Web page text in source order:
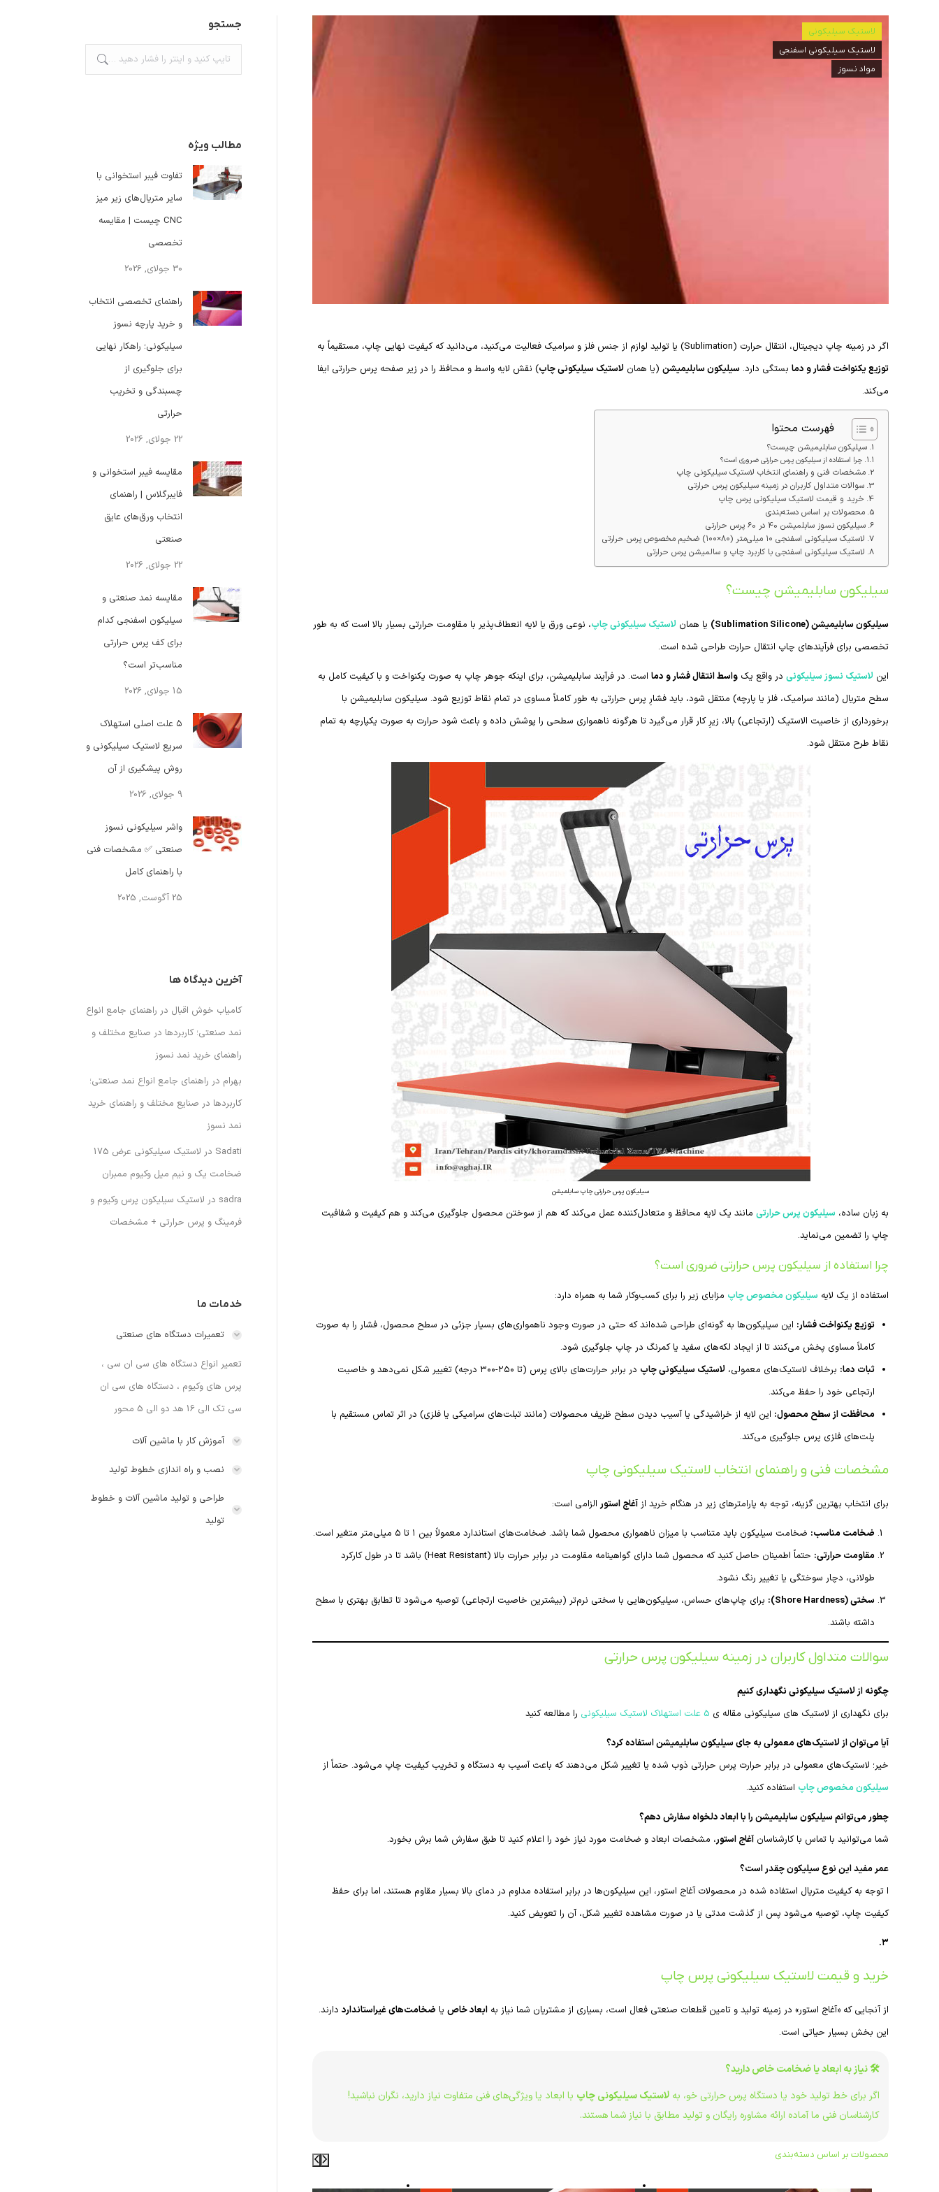
لاستیک سیلیکونی
لاستیک سیلیکونی اسفنجی
مواد نسوز
اگر در زمینه چاپ دیجیتال، انتقال حرارت (Sublimation) یا تولید لوازم از جنس فلز و سرامیک فعالیت می‌کنید، می‌دانید که کیفیت نهایی چاپ، مستقیماً به
توزیع یکنواخت فشار و دما بستگی دارد. سیلیکون سابلیمیشن (یا همان لاستیک سیلیکونی چاپ) نقش لایه واسط و محافظ را در زیر صفحه پرس حرارتی ایفا
می‌کند.
فهرست محتوا
سیلیکون سابلیمیشن چیست؟
چرا استفاده از سیلیکون پرس حرارتی ضروری است؟
مشخصات فنی و راهنمای انتخاب لاستیک سیلیکونی چاپ
سوالات متداول کاربران در زمینه سیلیکون پرس حرارتی
خرید و قیمت لاستیک سیلیکونی پرس چاپ
محصولات بر اساس دسته‌بندی
سیلیکون نسوز سابلمیشن 40 در 60 پرس حرارتی
لاستیک سیلیکونی اسفنجی ۱۰ میلی‌متر (۸۰×۱۰۰) ضخیم مخصوص پرس حرارتی
لاستیک سیلیکونی اسفنجی با کاربرد چاپ و سالمیشن پرس حرارتی
سیلیکون سابلیمیشن چیست؟
سیلیکون سابلیمیشن (Sublimation Silicone) یا همان لاستیک سیلیکونی چاپ، نوعی ورق یا لایه انعطاف‌پذیر با مقاومت حرارتی بسیار بالا است که به طور
تخصصی برای فرآیندهای چاپ انتقال حرارت طراحی شده است.
این لاستیک نسوز سیلیکونی در واقع یک واسط انتقال فشار و دما است. در فرآیند سابلیمیشن، برای اینکه جوهر چاپ به صورت یکنواخت و با کیفیت کامل به
سطح متریال (مانند سرامیک، فلز یا پارچه) منتقل شود، باید فشارِ پرس حرارتی به طور کاملاً مساوی در تمام نقاط توزیع شود. سیلیکون سابلیمیشن با
برخورداری از خاصیت الاستیک (ارتجاعی) بالا، زیرِ کار قرار می‌گیرد تا هرگونه ناهمواری سطحی را پوشش داده و باعث شود حرارت به صورت یکپارچه به تمام
نقاط طرح منتقل شود.
سیلیکون پرس حرارتی چاپ سابلمیشن
به زبان ساده، سیلیکون پرس حرارتی مانند یک لایه محافظ و متعادل‌کننده عمل می‌کند که هم از سوختن محصول جلوگیری می‌کند و هم کیفیت و شفافیت
چاپ را تضمین می‌نماید.
چرا استفاده از سیلیکون پرس حرارتی ضروری است؟
استفاده از یک لایه سیلیکون مخصوص چاپ مزایای زیر را برای کسب‌وکار شما به همراه دارد:
توزیع یکنواخت فشار: این سیلیکون‌ها به گونه‌ای طراحی شده‌اند که حتی در صورت وجود ناهمواری‌های بسیار جزئی در سطح محصول، فشار را به صورت
کاملاً مساوی پخش می‌کنند تا از ایجاد لکه‌های سفید یا کمرنگ در چاپ جلوگیری شود.
ثبات دما: برخلاف لاستیک‌های معمولی، لاستیک سیلیکونی چاپ
در برابر حرارت‌های بالای پرس (تا ۲۵۰-۳۰۰ درجه) تغییر شکل نمی‌دهد و خاصیت
ارتجاعی خود را حفظ می‌کند.
محافظت از سطح محصول: این لایه از خراشیدگی یا آسیب دیدن سطح ظریف محصولات (مانند تبلت‌های سرامیکی یا فلزی) در اثر تماس مستقیم با
پلت‌های فلزی پرس جلوگیری می‌کند.
مشخصات فنی و راهنمای انتخاب لاستیک سیلیکونی چاپ
برای انتخاب بهترین گزینه، توجه به پارامترهای زیر در هنگام خرید از آغاج استور الزامی است:
ضخامت مناسب: ضخامت سیلیکون باید متناسب با میزان ناهمواری محصول شما باشد. ضخامت‌های استاندارد معمولاً بین ۱ تا ۵ میلی‌متر متغیر است.
مقاومت حرارتی:
حتماً اطمینان حاصل کنید که محصول شما دارای گواهینامه مقاومت در برابر حرارت بالا (Heat Resistant) باشد تا در طول کارکرد
طولانی، دچار سوختگی یا تغییر رنگ نشود.
سختی (Shore Hardness):
برای چاپ‌های حساس، سیلیکون‌هایی با سختی نرم‌تر (بیشترین خاصیت ارتجاعی) توصیه می‌شود تا تطابق بهتری با سطح
داشته باشند.
سوالات متداول کاربران در زمینه سیلیکون پرس حرارتی
چگونه از لاستیک سیلیکونی نگهداری کنیم
برای نگهداری از لاستیک های سیلیکونی مقاله ی 5 علت استهلاک لاستیک سیلیکونی را مطالعه کنید
آیا می‌توان از لاستیک‌های معمولی به جای سیلیکون سابلیمیشن استفاده کرد؟
خیر؛ لاستیک‌های معمولی در برابر حرارت پرس حرارتی ذوب شده یا تغییر شکل می‌دهند که باعث آسیب به دستگاه و تخریب کیفیت چاپ می‌شود. حتماً از
سیلیکون مخصوص چاپ استفاده کنید.
چطور می‌توانم سیلیکون سابلیمیشن را با ابعاد دلخواه سفارش دهم؟
شما می‌توانید با تماس با کارشناسان آغاج استور، مشخصات ابعاد و ضخامت مورد نیاز خود را اعلام کنید تا طبق سفارش شما برش بخورد.
عمر مفید این نوع سیلیکون چقدر است؟
ا توجه به کیفیت متریال استفاده شده در محصولات آغاج استور، این سیلیکون‌ها در برابر استفاده مداوم در دمای بالا بسیار مقاوم هستند، اما برای حفظ
کیفیت چاپ، توصیه می‌شود پس از گذشت مدتی یا در صورت مشاهده تغییر شکل، آن را تعویض کنید.
۳.
خرید و قیمت لاستیک سیلیکونی پرس چاپ
از آنجایی که «آغاج استور» در زمینه تولید و تامین قطعات صنعتی فعال است، بسیاری از مشتریان شما نیاز به ابعاد خاص یا ضخامت‌های غیر‌استاندارد دارند.
این بخش بسیار حیاتی است.
🛠 نیاز به ابعاد یا ضخامت خاص دارید؟
اگر برای خط تولید خود یا دستگاه پرس حرارتی خو، به لاستیک سیلیکونی چاپ با ابعاد یا ویژگی‌های فنی متفاوت نیاز دارید، نگران نباشید!
کارشناسان فنی ما آماده ارائه مشاوره رایگان و تولید مطابق با نیاز شما هستند.
محصولات بر اساس دسته‌بندی
جستجو
جستجو:
مطالب ویژه
تفاوت فیبر استخوانی با
سایر متریال‌های زیر میز
CNC چیست | مقایسه
تخصصی
30 جولای, 2026
راهنمای تخصصی انتخاب
و خرید پارچه نسوز
سیلیکونی؛ راهکار نهایی
برای جلوگیری از
چسبندگی و تخریب
حرارتی
22 جولای, 2026
مقایسه فیبر استخوانی و
فایبرگلاس | راهنمای
انتخاب ورق‌های عایق
صنعتی
22 جولای, 2026
مقایسه نمد صنعتی و
سیلیکون اسفنجی کدام
برای کف پرس حرارتی
مناسب‌تر است؟
15 جولای, 2026
۵ علت اصلی استهلاک
سریع لاستیک سیلیکونی و
روش پیشگیری از آن
9 جولای, 2026
واشر سیلیکونی نسوز
صنعتی ✅ مشخصات فنی
با راهنمای کامل
25 آگوست, 2025
آخرین دیدگاه ها
کامیاب خوش اقبال در راهنمای جامع انواع
نمد صنعتی؛ کاربردها در صنایع مختلف و
راهنمای خرید نمد نسوز
بهرام در راهنمای جامع انواع نمد صنعتی؛
کاربردها در صنایع مختلف و راهنمای خرید
نمد نسوز
Sadati در
لاستیک سیلیکونی عرض 175
ضخامت یک و نیم میل وکیوم ممبران
sadra در لاستیک سیلیکون پرس وکیوم و
فرمینگ و پرس حرارتی + مشخصات
خدمات ما
تعمیرات دستگاه های صنعتی
تعمیر انواع دستگاه های سی ان سی ،
پرس های وکیوم ، دستگاه های سی ان
سی تک الی 16 هد دو الی 5 محور
آموزش کار با ماشین آلات
نصب و راه اندازی خطوط تولید
طراحی و تولید ماشین آلات و خطوط
تولید